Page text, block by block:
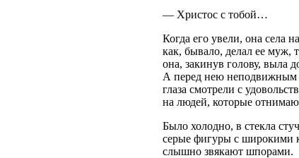
— Христос с тобой…
Когда его увели, она села
как, бывало, делал ее муж,
она, закинув голову, выла
А перед нею неподвижным
глаза смотрели с
на людей, которые
Было холодно, в стекла
серые фигуры с широкими
слышно звякают шпорами.